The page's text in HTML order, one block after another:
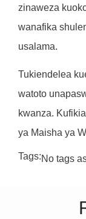
zinaweza
wanafika
usalama.
Tukiendelea
watoto
kwanza.
ya Maisha ya
Tags:No tags